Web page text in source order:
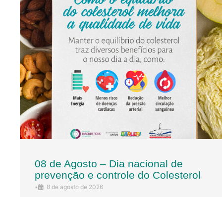
08 de Agosto – Dia nacional de
prevenção e controle do Colesterol
• 8 de agosto de 2026